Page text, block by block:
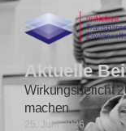
Aktuelle
Wirkungsbericht
machen
25. Juni 2026